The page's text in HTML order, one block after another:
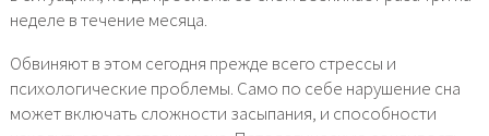
неделе в течение месяца.
Обвиняют в этом сегодня прежде всего стрессы и
психологические проблемы. Само по себе нарушение сна
может включать сложности засыпания, и способности